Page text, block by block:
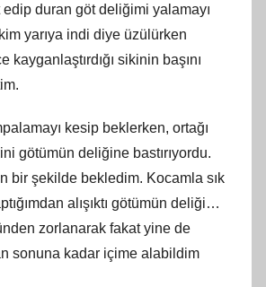
duran göt deliğimi yalamayı
yarıya indi diye üzülürken
kayganlaştırdığı sikinin başını
kesip beklerken, ortağı
götümün deliğine bastırıyordu.
bir şekilde bekledim. Kocamla sık
alışıktı götümün deliği…
zorlanarak fakat yine de
sonuna kadar içime alabildim